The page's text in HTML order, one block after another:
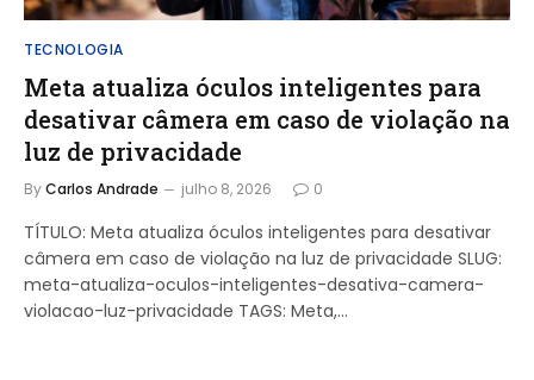
TECNOLOGIA
Meta atualiza óculos inteligentes para
desativar câmera em caso de violação na
luz de privacidade
ByCarlos Andrade julho 8, 2026 0
TÍTULO: Meta atualiza óculos inteligentes para desativar
câmera em caso de violação na luz de privacidade SLUG:
meta-atualiza-oculos-inteligentes-desativa-camera-
violacao-luz-privacidade TAGS: Meta,…